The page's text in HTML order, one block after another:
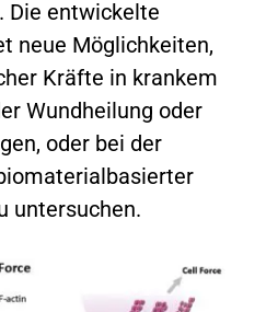
Die entwickelte
neue Möglichkeiten,
Kräfte in krankem
Wundheilung oder
oder bei der
untersuchen.